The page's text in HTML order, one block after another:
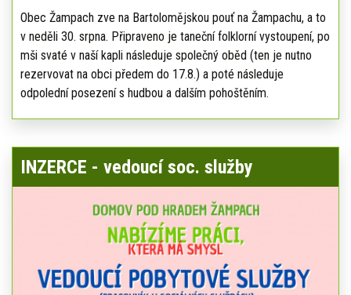
Obec Žampach zve na Bartolomějskou pouť na Žampachu, a to
v neděli 30. srpna. Připraveno je taneční folklorní vystoupení, po
mši svaté v naší kapli následuje společný oběd (ten je nutno
rezervovat na obci předem do 17.8.) a poté následuje
odpolední posezení s hudbou a dalším pohoštěním.
INZERCE - vedoucí soc. služby